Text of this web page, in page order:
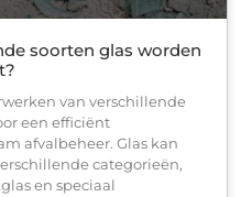
soorten glas worden
van verschillende
een efficiënt
afvalbeheer. Glas kan
categorieën,
en speciaal